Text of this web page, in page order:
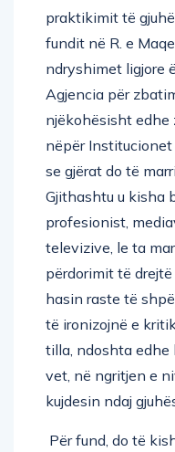
praktikimit të
fundit në R. e
ndryshimet ligjore
Agjencia për
njëkohësisht edhe
nëpër Institucionet
se gjërat do të
Gjithashtu u kisha
profesionist,
televizive, le ta
përdorimit të
hasin raste të
të ironizojnë e
tilla, ndoshta
vet, në ngritjen e
kujdesin ndaj
Për fund, do të